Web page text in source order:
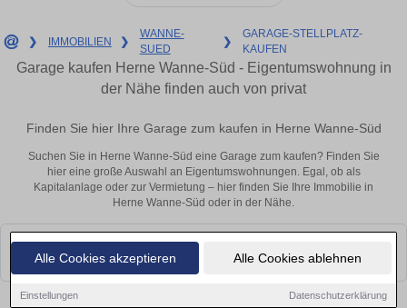
Alle Cookies akzeptieren Alle Cookies ablehnen
Einstellungen Datenschutzerklärung
❯ IMMOBILIEN ❯
WANNE-
SUED
❯
GARAGE-STELLPLATZ-
KAUFEN
Garage kaufen Herne Wanne-Süd - Eigentumswohnung in
der Nähe finden auch von privat
Finden Sie hier Ihre Garage zum kaufen in Herne Wanne-Süd
Suchen Sie in Herne Wanne-Süd eine Garage zum kaufen? Finden Sie
hier eine große Auswahl an Eigentumswohnungen. Egal, ob als
Kapitalanlage oder zur Vermietung – hier finden Sie Ihre Immobilie in
Herne Wanne-Süd oder in der Nähe.
Leider konnten wir derzeit keine passenden Objekte finden. Schauen Sie
bald wieder vorbei!